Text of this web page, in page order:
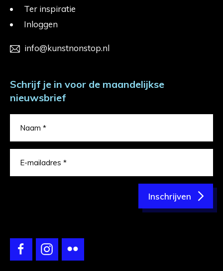
Ter inspiratie
Inloggen
info@kunstnonstop.nl
Schrijf je in voor de maandelijkse
nieuwsbrief
Inschrijven